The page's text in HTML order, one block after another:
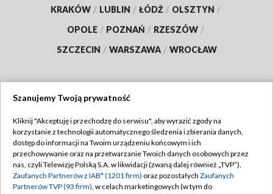
KRAKÓW / LUBLIN / ŁÓDŹ / OLSZTYN /
OPOLE / POZNAŃ / RZESZÓW /
SZCZECIN / WARSZAWA / WROCŁAW
TVP
Abonament TVP
Emisja w TVP
Regulamin TVP
Polityka prywatności
Szanujemy Twoją prywatność
Kliknij "Akceptuję i przechodzę do serwisu", aby wyrazić zgody na
korzystanie z technologii automatycznego śledzenia i zbierania danych,
dostęp do informacji na Twoim urządzeniu końcowym i ich
przechowywanie oraz na przetwarzanie Twoich danych osobowych przez
nas, czyli Telewizję Polską S.A. w likwidacji (zwaną dalej również „TVP”),
Zaufanych Partnerów z IAB* (1201 firm) oraz pozostałych Zaufanych
Partnerów TVP (93 firm), w celach marketingowych (w tym do